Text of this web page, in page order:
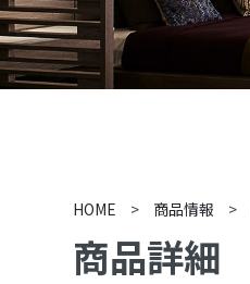
HOME > 商品情報 >
商品詳細